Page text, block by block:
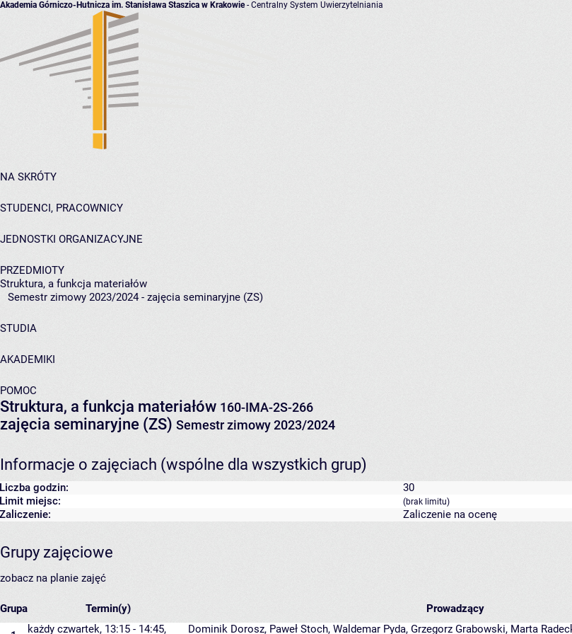
Akademia Górniczo-Hutnicza im. Stanisława Staszica w Krakowie- Centralny System Uwierzytelniania
NA SKRÓTY
STUDENCI, PRACOWNICY
JEDNOSTKI ORGANIZACYJNE
PRZEDMIOTY
Struktura, a funkcja materiałów
Semestr zimowy 2023/2024 - zajęcia seminaryjne (ZS)
STUDIA
AKADEMIKI
POMOC
Struktura, a funkcja materiałów 160-IMA-2S-266
zajęcia seminaryjne (ZS) Semestr zimowy 2023/2024
Informacje o zajęciach (wspólne dla wszystkich grup)
Liczba godzin:
30
Limit miejsc:
(brak limitu)
Zaliczenie: Zaliczenie na ocenę
Grupy zajęciowe
zobacz na planie zajęć
Grupa Termin(y) Prowadzący
każdy czwartek, 13:15 - 14:45, Dominik Dorosz, Paweł Stoch, Waldemar Pyda, Grzegorz Grabowski, Marta